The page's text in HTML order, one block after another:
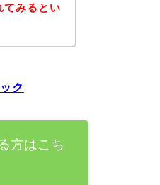
てみるとい
ク
方はこち